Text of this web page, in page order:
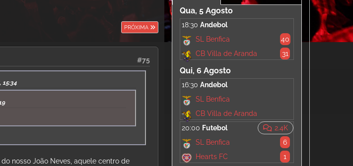
PRÓXIMA
#75
15:34
nosso João Neves, aquele centro de
Qua, 5 Agosto
18:30 Andebol
SL Benfica
40
CB Villa de Aranda
31
Qui, 6 Agosto
16:30 Andebol
SL Benfica
CB Villa de Aranda
2.4K
20:00 Futebol
SL Benfica
6
Hearts FC
1